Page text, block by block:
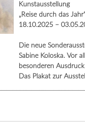
Kunstausstellung
„Reise durch das
18.10.2025 –
Die neue
Sabine Koloska. Vor
besonderen
Das Plakat zur